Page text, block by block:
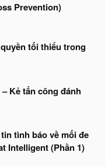
Prevention)
tối thiểu trong
Kẻ tấn công đánh
tình báo về mối đe
Intelligent (Phần 1)